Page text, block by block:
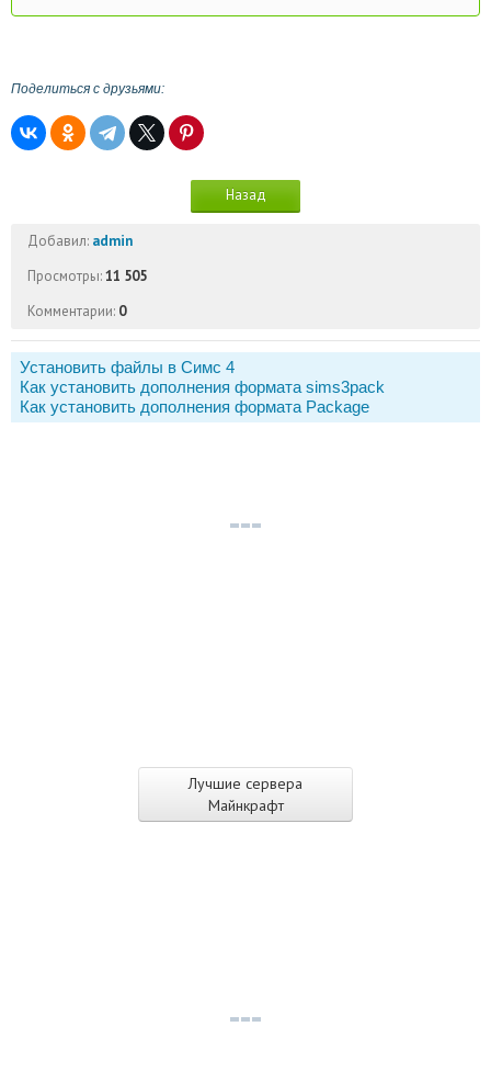
Лучшие сервера
Майнкрафт
Поделиться с друзьями:
Назад
Добавил: admin
Просмотры:11 505
Комментарии: 0
Установить файлы в Симс 4
Как установить дополнения формата sims3pack
Как установить дополнения формата Package